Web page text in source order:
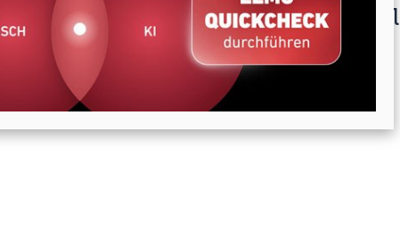
Grundgesetzes. Doch aktuell
auf den hochgeschätzten
und widerstandsfähig unsere
ist.